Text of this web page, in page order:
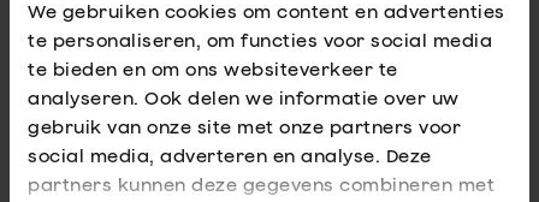
We gebruiken cookies om content en advertenties
te personaliseren, om functies voor social media
te bieden en om ons websiteverkeer te
analyseren. Ook delen we informatie over uw
gebruik van onze site met onze partners voor
social media, adverteren en analyse. Deze
partners kunnen deze gegevens combineren met
Profil erstellen
Anmelden